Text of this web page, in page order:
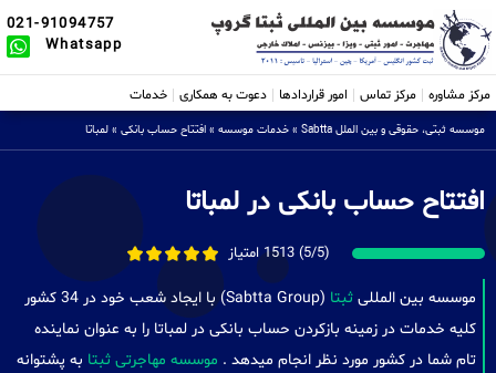
021-91094757
Whatsapp
مرکز مشاوره مرکز تماس امور قراردادها دعوت به همکاری خدمات
موسسه ثبتی، حقوقی و بین الملل Sabtta » خدمات موسسه » افتتاح حساب بانکی » لمباتا
افتتاح حساب بانکی در لمباتا
(5/5) 1513 امتیاز
موسسه بین المللی ثبتا
(Sabtta Group) با ایجاد شعب خود در 34 کشور
کلیه خدمات در زمینه بازکردن حساب بانکی در لمباتا را به عنوان نماینده
تام شما در کشور مورد نظر انجام میدهد . موسسه مهاجرتی ثبتا به پشتوانه